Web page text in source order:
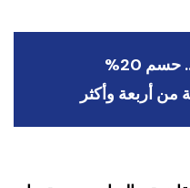
20%
أربعة وأكثر